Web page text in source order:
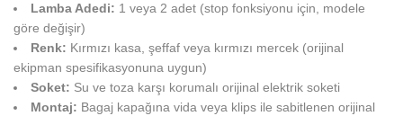
Lamba Adedi: 1 veya 2 adet (stop fonksiyonu için, modele
göre değişir)
Renk: Kırmızı kasa, şeffaf veya kırmızı mercek (orijinal
ekipman spesifikasyonuna uygun)
Soket: Su ve toza karşı korumalı orijinal elektrik soketi
Montaj: Bagaj kapağına vida veya klips ile sabitlenen orijinal